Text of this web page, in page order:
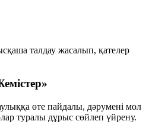
талдау жасалып, қателер
өте пайдалы, дәрумені мол
туралы дұрыс сөйлеп үйрену.